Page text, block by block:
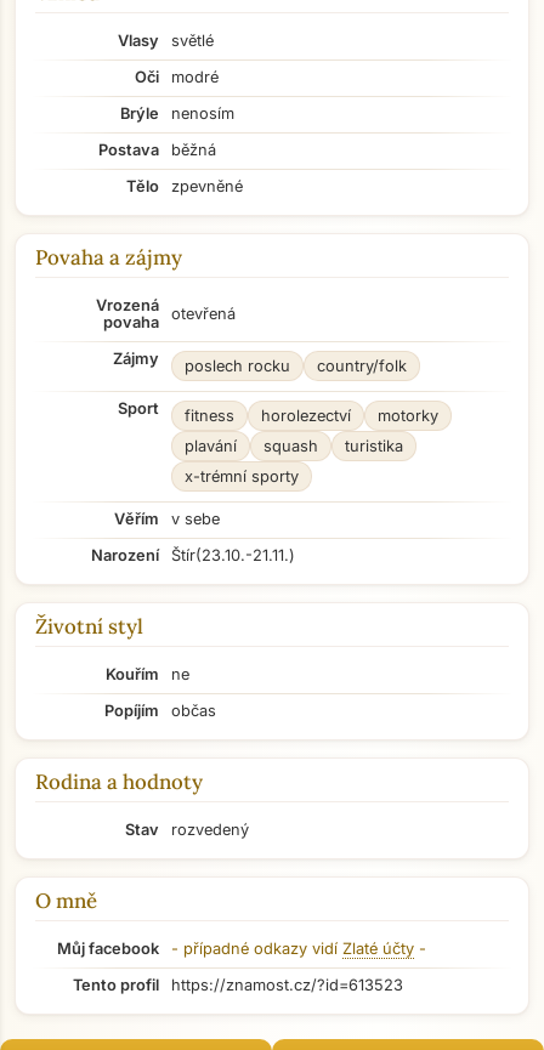
Vlasy
světlé
Oči
modré
Brýle
nenosím
Postava
běžná
Tělo
zpevněné
Povaha a zájmy
Vrozená
povaha
otevřená
Zájmy poslech rocku country/folk
Sport fitness horolezectví
motorky
plavání
squash
turistika
x-trémní sporty
Věřím
v sebe
Narození
Štír(23.10.-21.11.)
Životní styl
Kouřím
ne
Popíjím
občas
Rodina a hodnoty
Stav rozvedený
O mně
Můj facebook - případné odkazy vidí Zlaté účty -
Tento profil
https://znamost.cz/?id=613523